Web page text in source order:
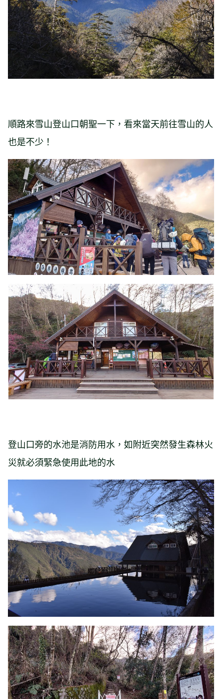
順路來雪山登山口朝聖一下，看來當天前往雪山的人
也是不少！
登山口旁的水池是消防用水，如附近突然發生森林火
災就必須緊急使用此地的水